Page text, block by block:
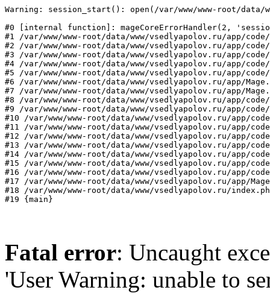
Warning: session_start(): open(/var/www/www-root/data/
#0 [internal function]: mageCoreErrorHandler(2,
#1 /var/www/www-root/data/www/vsedlyapolov.ru/app/
#2 /var/www/www-root/data/www/vsedlyapolov.ru/app/
#3 /var/www/www-root/data/www/vsedlyapolov.ru/app/
#4 /var/www/www-root/data/www/vsedlyapolov.ru/app/
#5 /var/www/www-root/data/www/vsedlyapolov.ru/app/
#6 /var/www/www-root/data/www/vsedlyapolov.ru/app/
#7 /var/www/www-root/data/www/vsedlyapolov.ru/app/
#8 /var/www/www-root/data/www/vsedlyapolov.ru/app/
#9 /var/www/www-root/data/www/vsedlyapolov.ru/app/
#10 /var/www/www-root/data/www/vsedlyapolov.ru/app/
#11 /var/www/www-root/data/www/vsedlyapolov.ru/app/
#12 /var/www/www-root/data/www/vsedlyapolov.ru/app/
#13 /var/www/www-root/data/www/vsedlyapolov.ru/app/
#14 /var/www/www-root/data/www/vsedlyapolov.ru/app/
#15 /var/www/www-root/data/www/vsedlyapolov.ru/app/
#16 /var/www/www-root/data/www/vsedlyapolov.ru/app/
#17 /var/www/www-root/data/www/vsedlyapolov.ru/app/
#18 /var/www/www-root/data/www/vsedlyapolov.ru/
#19 {main}
Fatal error: Uncaught
'User Warning: unable to